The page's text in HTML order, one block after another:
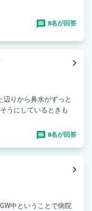
8名が回答
navigate_next
りから鼻水がずっと
うにしているときも
8名が回答
navigate_next
中ということで病院